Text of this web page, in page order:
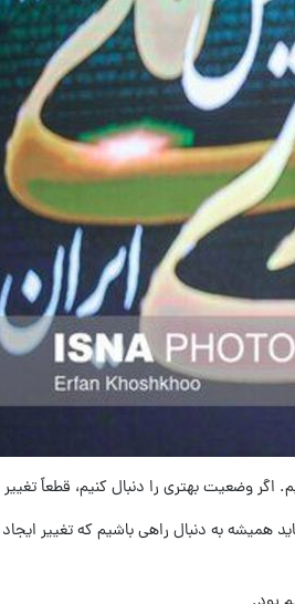
وضعیت بهتری را دنبال کنیم، قطعاً
به دنبال راهی باشیم که تغییر ایجاد